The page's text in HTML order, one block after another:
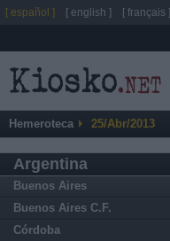
Hemeroteca 25/Abr/2013
Argentina
Buenos Aires
Buenos Aires C.F.
Córdoba
[ español ] [ english ] [ français ]